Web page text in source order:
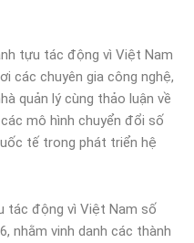
tựu tác động vì Việt Nam
các chuyên gia công nghệ,
quản lý cùng thảo luận về
mô hình chuyển đổi số
tế trong phát triển hệ
tác động vì Việt Nam số
nhằm vinh danh các thành